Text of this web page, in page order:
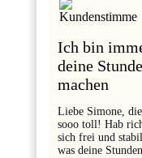
Ich bin
deine
machen
Liebe Simone,
sooo toll! Hab
sich frei und
was deine